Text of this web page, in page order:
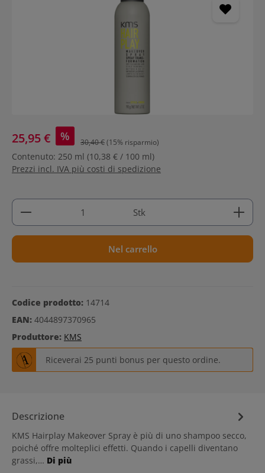
25,95 € % 30,40 €(15% risparmio)
Contenuto: 250 ml (10,38 € / 100 ml)
Prezzi incl. IVA più costi di spedizione
Quantità del prodotto: inserisci la quantità
Stk
Nel carrello
Codice prodotto: 14714
EAN: 4044897370965
Produttore: KMS
Riceverai 25 punti bonus per questo ordine.
Descrizione
KMS Hairplay Makeover Spray è più di uno shampoo secco,
poiché offre molteplici effetti. Quando i capelli diventano
grassi,… Di più